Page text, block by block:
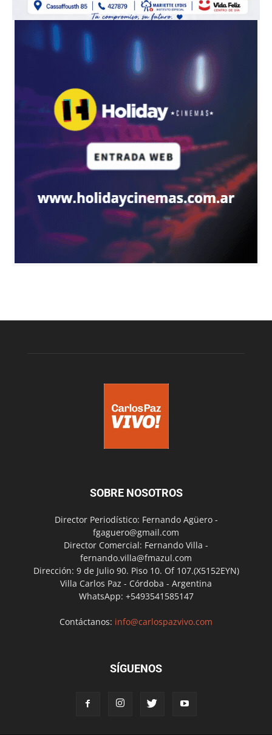
SOBRE NOSOTROS
Director Periodístico: Fernando Agüero -
fgaguero@gmail.com
Director Comercial: Fernando Villa -
fernando.villa@fmazul.com
Dirección: 9 de Julio 90. Piso 10. Of 107.(X5152EYN)
Villa Carlos Paz - Córdoba - Argentina
WhatsApp: +5493541585147
Contáctanos: info@carlospazvivo.com
SÍGUENOS